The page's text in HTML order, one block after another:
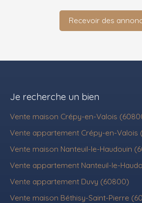
Recevoir des
Je recherche un bien
Vente maison Crépy-en-Valois
Vente appartement Crépy-en-Valois
Vente maison Nanteuil-le-Haudouin
Vente appartement Nanteuil-le-
Vente appartement Duvy (60800)
Vente maison Béthisy-Saint-Pierre